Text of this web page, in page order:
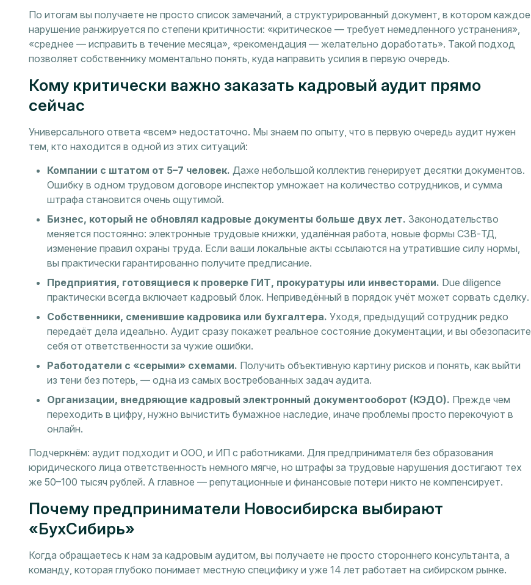
По итогам вы получаете не просто список замечаний, а структурированный документ, в котором каждое
нарушение ранжируется по степени критичности: «критическое — требует немедленного устранения»,
«среднее — исправить в течение месяца», «рекомендация — желательно доработать». Такой подход
позволяет собственнику моментально понять, куда направить усилия в первую очередь.
Кому критически важно заказать кадровый аудит прямо
сейчас
Универсального ответа «всем» недостаточно. Мы знаем по опыту, что в первую очередь аудит нужен
тем, кто находится в одной из этих ситуаций:
Компании с штатом от 5–7 человек. Даже небольшой коллектив генерирует десятки документов.
Ошибку в одном трудовом договоре инспектор умножает на количество сотрудников, и сумма
штрафа становится очень ощутимой.
Бизнес, который не обновлял кадровые документы больше двух лет. Законодательство
меняется постоянно: электронные трудовые книжки, удалённая работа, новые формы СЗВ-ТД,
изменение правил охраны труда. Если ваши локальные акты ссылаются на утратившие силу нормы,
вы практически гарантированно получите предписание.
Предприятия, готовящиеся к проверке ГИТ, прокуратуры или инвесторами. Due diligence
практически всегда включает кадровый блок. Неприведённый в порядок учёт может сорвать сделку.
Собственники, сменившие кадровика или бухгалтера. Уходя, предыдущий сотрудник редко
передаёт дела идеально. Аудит сразу покажет реальное состояние документации, и вы обезопасите
себя от ответственности за чужие ошибки.
Работодатели с «серыми» схемами. Получить объективную картину рисков и понять, как выйти
из тени без потерь, — одна из самых востребованных задач аудита.
Организации, внедряющие кадровый электронный документооборот (КЭДО). Прежде чем
переходить в цифру, нужно вычистить бумажное наследие, иначе проблемы просто перекочуют в
онлайн.
Подчеркнём: аудит подходит и ООО, и ИП с работниками. Для предпринимателя без образования
юридического лица ответственность немного мягче, но штрафы за трудовые нарушения достигают тех
же 50–100 тысяч рублей. А главное — репутационные и финансовые потери никто не компенсирует.
Почему предприниматели Новосибирска выбирают
«БухСибирь»
Когда обращаетесь к нам за кадровым аудитом, вы получаете не просто стороннего консультанта, а
команду, которая глубоко понимает местную специфику и уже 14 лет работает на сибирском рынке.